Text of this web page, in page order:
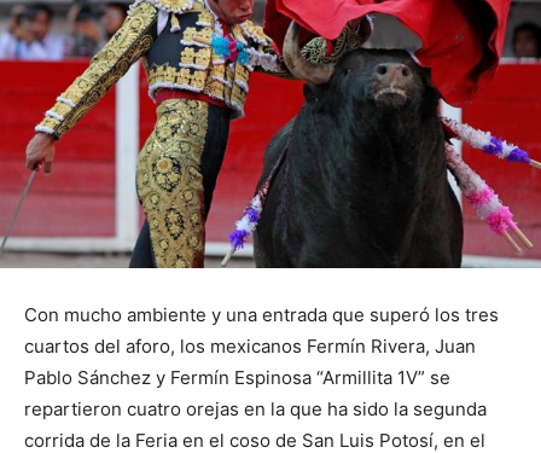
Con mucho ambiente y una entrada que superó los tres
cuartos del aforo, los mexicanos Fermín Rivera, Juan
Pablo Sánchez y Fermín Espinosa “Armillita 1V” se
repartieron cuatro orejas en la que ha sido la segunda
corrida de la Feria en el coso de San Luis Potosí, en el